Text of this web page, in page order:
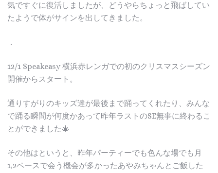
気ですぐに復活しましたが、どうやらちょっと飛ばしてい
たようで体がサインを出してきました。
．
12/1 Speakeasy 横浜赤レンガでの初のクリスマスシーズン
開催からスタート。
通りすがりのキッズ達が最後まで踊ってくれたり、みんな
で踊る瞬間が何度かあって昨年ラストのSE無事に終わるこ
とができました🎄
その他はというと、昨年パーティーでも色んな場でも月
1,2ペースで会う機会が多かったあやみちゃんとご飯した